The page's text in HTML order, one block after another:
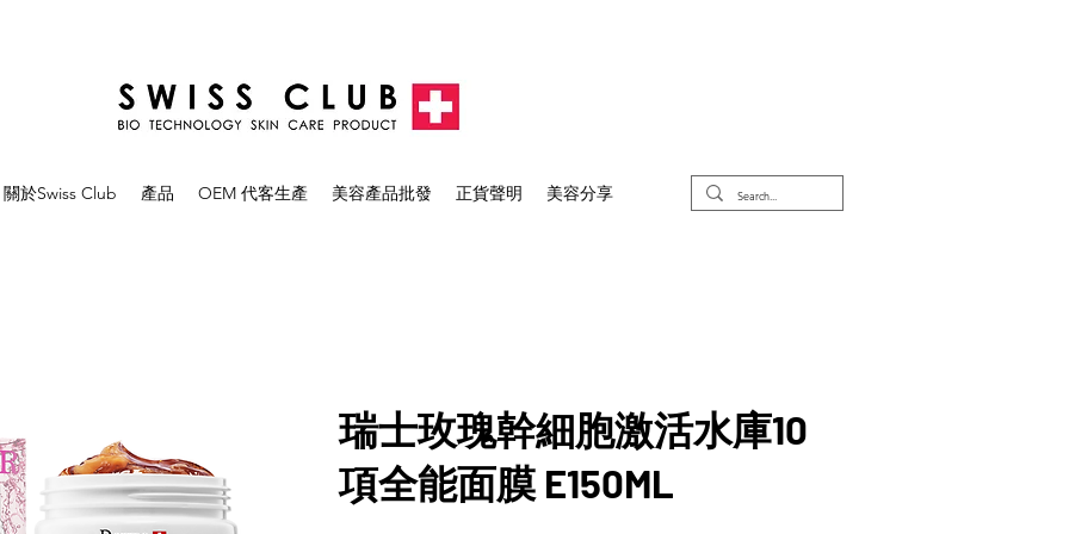
關於Swiss Club 產品 OEM 代客生產 美容產品批發 正貨聲明 美容分享
瑞士玫瑰幹細胞激活水庫10
項全能面膜 E150ML